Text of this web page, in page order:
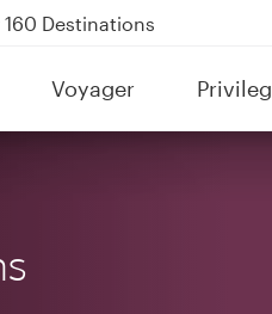
Banks
Bahrain (BAH), Erbil (EBL),
Destinations
Voyager